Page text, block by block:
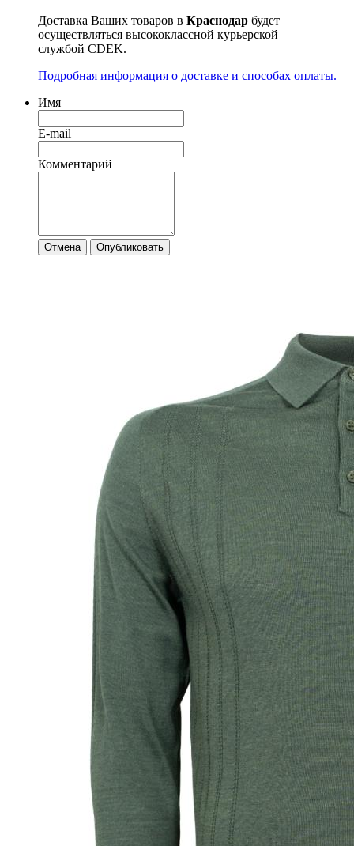
Доставка Ваших товаров в Краснодар будет
осуществляться высококлассной курьерской
службой CDEK.
Подробная информация о доставке и способах оплаты.
Имя
E-mail
Комментарий
Отмена Опубликовать